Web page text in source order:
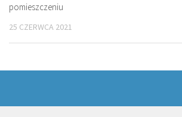
pomieszczeniu
25 CZERWCA 2021